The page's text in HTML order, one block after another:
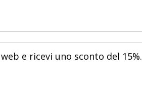
e ricevi uno sconto del 15%.